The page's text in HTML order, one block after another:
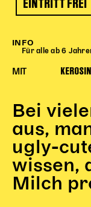
Vorstellungen
Angebote für
Sommerfest
Open House
EINTRITT FREI
INFO
Für alle ab 6
MIT
Bei
aus,
ugly-
wissen,
Milch